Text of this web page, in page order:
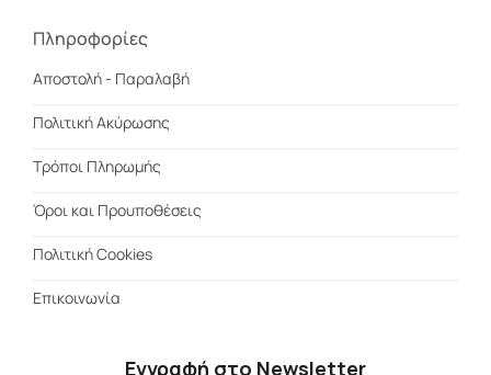
Πληροφορίες
Αποστολή - Παραλαβή
Πολιτική Ακύρωσης
Τρόποι Πληρωμής
Όροι και Προυποθέσεις
Πολιτική Cookies
Επικοινωνία
Εγγραφή στο Newsletter